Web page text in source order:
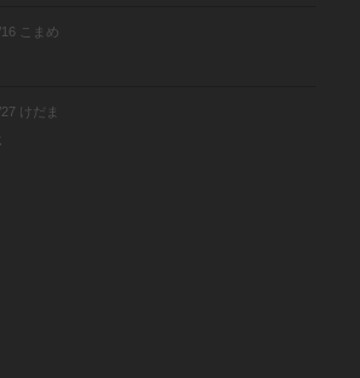
こまめ
けだま